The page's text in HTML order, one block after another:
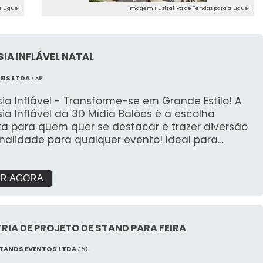
Imagem ilustrativa de Tendas para aluguel
INFLÁVEL NATAL
LTDA / SP
Inflável - Transforme-se em Grande Estilo! A
Inflável da 3D Mídia Balões é a escolha
para quem quer se destacar e trazer diversão
para qualquer evento! Ideal para
e Divertido: Nossas
infláveis são projetadas para transformar
para eventos
festas temáticas, promoções de marcas
de rua, a Fantasia Inflável proporciona
AGORA
DE PROJETO DE STAND PARA FEIRA
EVENTOS LTDA / SC